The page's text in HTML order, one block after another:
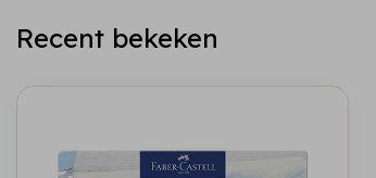
Recent bekeken